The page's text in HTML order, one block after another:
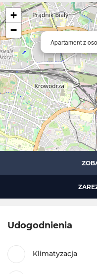
Apartament z
+
−
Udogodnienia
Klimatyzacja